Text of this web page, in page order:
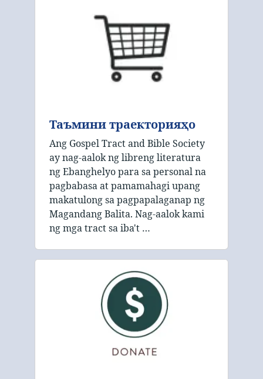
Таъмини траекторияҳо
Ang Gospel Tract and Bible Society
ay nag-aalok ng libreng literatura
ng Ebanghelyo para sa personal na
pagbabasa at pamamahagi upang
makatulong sa pagpapalaganap ng
Magandang Balita. Nag-aalok kami
ng mga tract sa iba't …